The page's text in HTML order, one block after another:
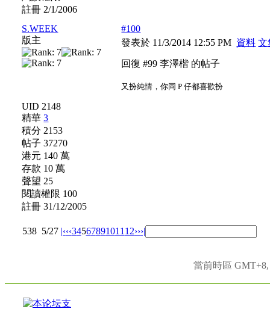
註冊 2/1/2006
S.WEEK
版主
UID 2148
精華3
積分 2153
帖子 37270
港元 140 萬
存款 10 萬
聲望 25
閱讀權限 100
註冊 31/12/2005
#100
發表於 11/3/2014 12:55 PM 資料 文
回復 #99 李澤楷 的帖子
又扮純情，你同 P 仔都喜歡扮
538 5/27 |‹‹‹34567891011 12›››|
當前時區